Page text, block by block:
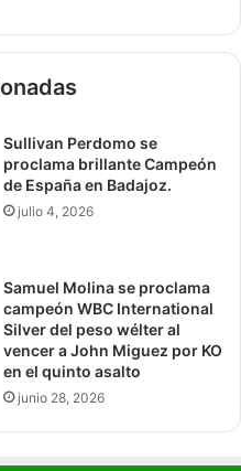
Sullivan Perdomo se
proclama brillante Campeón
de España en Badajoz.
julio 4, 2026
Samuel Molina se proclama
campeón WBC International
Silver del peso wélter al
vencer a John Miguez por KO
en el quinto asalto
junio 28, 2026